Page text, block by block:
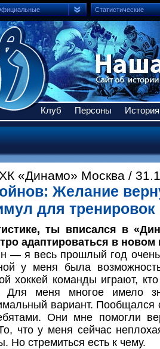
Статистические
Клуб Персоны История
«Динамо» Москва /
Желание
для тренировок
ты вписался в
адаптироваться в новом
— я весь прошлый год очень
у меня была
хоккей команды играют, кто
Для меня многое имело
вариант. Пообщался
Они мне помогли
что у меня сейчас
Но стремиться есть к чему.